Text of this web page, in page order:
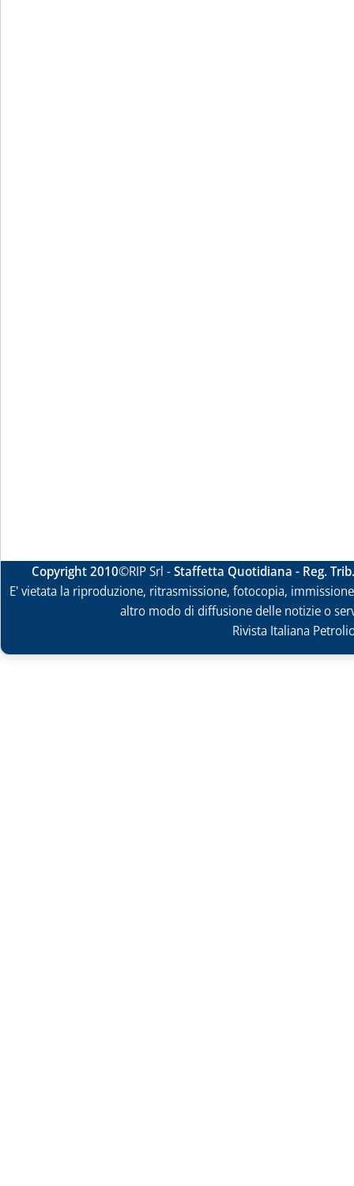
Copyright 2010©RIP Srl -Staffetta Quotidiana - Reg.
E' vietata la riproduzione, ritrasmissione, fotocopia,
altro modo di diffusione delle notizie o
Rivista Italiana